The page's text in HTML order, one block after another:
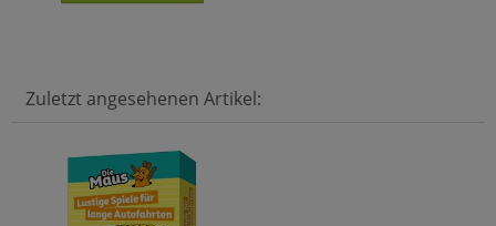
Zuletzt angesehenen Artikel: